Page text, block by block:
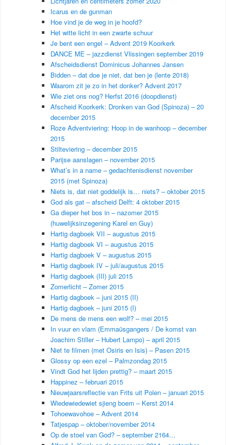
Icarus en de gunman
Hoe vind je de weg in je hoofd?
Het witte licht in een zwarte schuur
Je bent een engel – Advent 2019 Koorkerk
DANCE ME – jazzdienst Vlissingen september 2019
Afscheidsdienst Dominicus Johannes Jansen
Bidden – dat doe je niet, dat ben je (lente 2018)
Waarom zit je zo in het donker? Advent 2017
Wie ziet ons nog? Herfst 2016 (doopdienst)
Afscheid Koorkerk: Dronken van God (Spinoza) – 20
december 2015
Roze Adventviering: Hoop in de wanhoop – december
2015
Stilteviering – december 2015
Parijse aanslagen – november 2015
What’s in a name – gedachtenisdienst november
2015 (met Spinoza)
Niets is, dat niet goddelijk is… niets? – oktober 2015
God als gat – afscheid Delft: 4 oktober 2015
Ga dieper het bos in – nazomer 2015
(huwelijksinzegening Karel en Guy)
Hartig dagboek VII – augustus 2015
Hartig dagboek VI – augustus 2015
Hartig dagboek V – augustus 2015
Hartig dagboek IV – juli/augustus 2015
Hartig dagboek (III) juli 2015
Zomerlicht – Zomer 2015
Hartig dagboek – juni 2015 (II)
Hartig dagboek – juni 2015 (I)
De mens de mens een wolf? – mei 2015
In vuur en vlam (Emmaüsgangers / De komst van
Joachim Stiller – Hubert Lampo) – april 2015
Niet te filmen (met Osiris en Isis) – Pasen 2015
Glossy op een ezel – Palmzondag 2015
Vindt God het lijden prettig? – maart 2015
Happinez – februari 2015
Nieuwjaarsreflectie van Frits uit Polen – januari 2015
Wiedewiedewiet sjieng boem – Kerst 2014
Tohoewavohoe – Advent 2014
Tatjespap – oktober/november 2014
Op de stoel van God? – september 2164…